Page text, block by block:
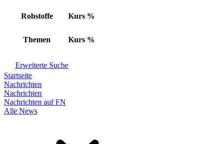
Rohstoffe Kurs %
Themen Kurs %
Erweiterte Suche
Startseite
Nachrichten
Nachrichten
Nachrichten auf FN
Alle News